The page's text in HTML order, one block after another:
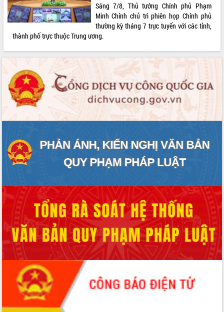
Sáng 7/8, Thủ tướng Chính phủ Phạm
Minh Chính chủ trì phiên họp Chính phủ
thường kỳ tháng 7 trực tuyến với các tỉnh,
thành phố trực thuộc Trung ương.